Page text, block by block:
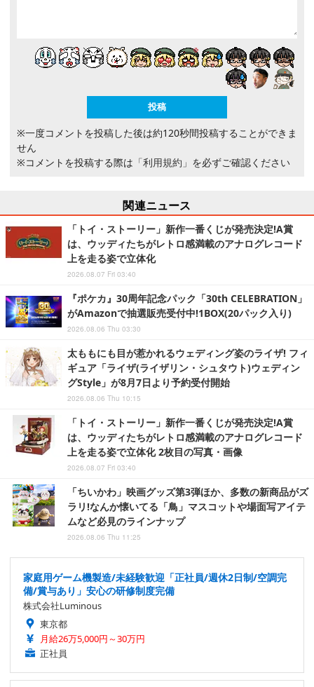
※一度コメントを投稿した後は約120秒間投稿することができま
せん
※コメントを投稿する際は 「利用規約」 を必ずご確認ください
関連ニュース
「トイ・ストーリー」新作一番くじが発売決定!A賞
は、ウッディたちがレトロ感満載のアナログレコード
上を走る姿で立体化
2026.08.07 Fri 03:40
『ポケカ』30周年記念パック「30th CELEBRATION」
がAmazonで抽選販売受付中!1BOX(20パック入り)
2026.08.06 Thu 03:30
太ももにも目が惹かれるウェディング姿のライザ! フィ
ギュア「ライザ(ライザリン・シュタウト)ウェディン
グStyle」が8月7日より予約受付開始
2026.08.06 Thu 10:15
「トイ・ストーリー」新作一番くじが発売決定!A賞
は、ウッディたちがレトロ感満載のアナログレコード
上を走る姿で立体化 2枚目の写真・画像
2026.08.07 Fri 03:40
「ちいかわ」映画グッズ第3弾ほか、多数の新商品がズ
ラリ!なんか懐いてる「鳥」マスコットや場面写アイテ
ムなど必見のラインナップ
2026.08.06 Thu 11:25
家庭用ゲーム機製造/未経験歓迎「正社員/週休2日制/空調完
備/賞与あり」安心の研修制度完備
株式会社Luminous
東京都
月給26万5,000円～30万円
正社員